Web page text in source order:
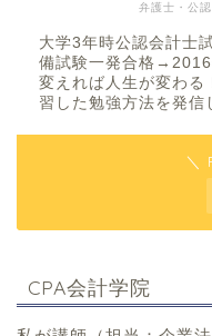
弁護士・公
大学3年時公認会計士
備試験一発合格→2016
変えれば人生が変わる
習した勉強方法を発信
＼
CPA会計学院